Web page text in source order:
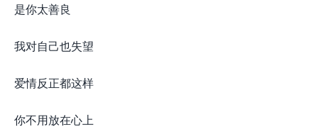
是你太善良
我对自己也失望
爱情反正都这样
你不用放在心上